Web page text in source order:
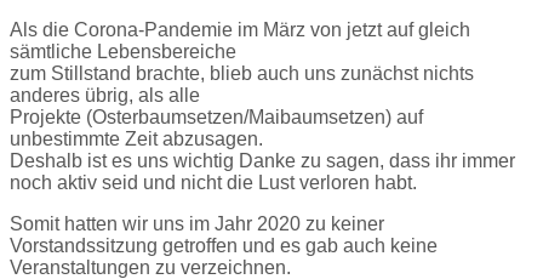
Als die Corona-Pandemie im März von jetzt auf gleich
sämtliche Lebensbereiche
zum Stillstand brachte, blieb auch uns zunächst nichts
anderes übrig, als alle
Projekte (Osterbaumsetzen/Maibaumsetzen) auf
unbestimmte Zeit abzusagen.
Deshalb ist es uns wichtig Danke zu sagen, dass ihr immer
noch aktiv seid und nicht die Lust verloren habt.
Somit hatten wir uns im Jahr 2020 zu keiner
Vorstandssitzung getroffen und es gab auch keine
Veranstaltungen zu verzeichnen.